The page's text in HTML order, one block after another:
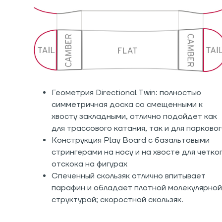
Геометрия Directional Twin: полностью
симметричная доска со смещенными к
хвосту закладными, отлично подойдет как
для трассового катания, так и для
Конструкция Play Board с базальтовыми
стрингерами на носу и на хвосте для
отскока на фигурах
Спеченный скользяк отлично впитывает
парафин и обладает плотной молекулярной
структурой; скоростной скользяк.